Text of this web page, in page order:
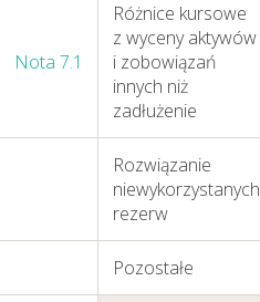
Nota 7.1
Różnice kursowe
z wyceny aktywów
i zobowiązań
innych niż
zadłużenie
Rozwiązanie
niewykorzystanych
rezerw
Pozostałe